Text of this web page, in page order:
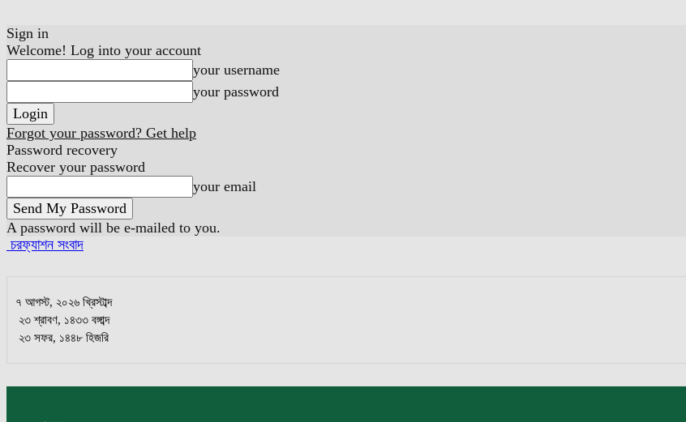
Sign in
Welcome! Log into your account
your username
your password
Forgot your password? Get help
Password recovery
Recover your password
your email
A password will be e-mailed to you.
চরফ্যাশন সংবাদ
৭ আগস্ট, ২০২৬ খ্রিস্টাব্দ
২৩ শ্রাবণ, ১৪৩৩ বঙ্গাব্দ
২৩ সফর, ১৪৪৮ হিজরি